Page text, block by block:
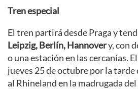
Tren especial
El tren partirá desde Praga y
Leipzig, Berlín, Hannovery, con
o una estación en las cercanías.
jueves 25 de octubre por la tarde
al Rhineland en la madrugada del